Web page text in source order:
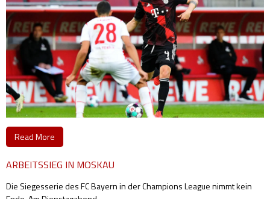
Read More
ARBEITSSIEG IN MOSKAU
Die Siegesserie des FC Bayern in der Champions League nimmt kein